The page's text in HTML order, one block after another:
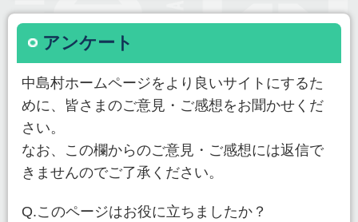
アンケート
中島村ホームページをより良いサイトにするた
めに、皆さまのご意見・ご感想をお聞かせくだ
さい。
なお、この欄からのご意見・ご感想には返信で
きませんのでご了承ください。
Q.このページはお役に立ちましたか？